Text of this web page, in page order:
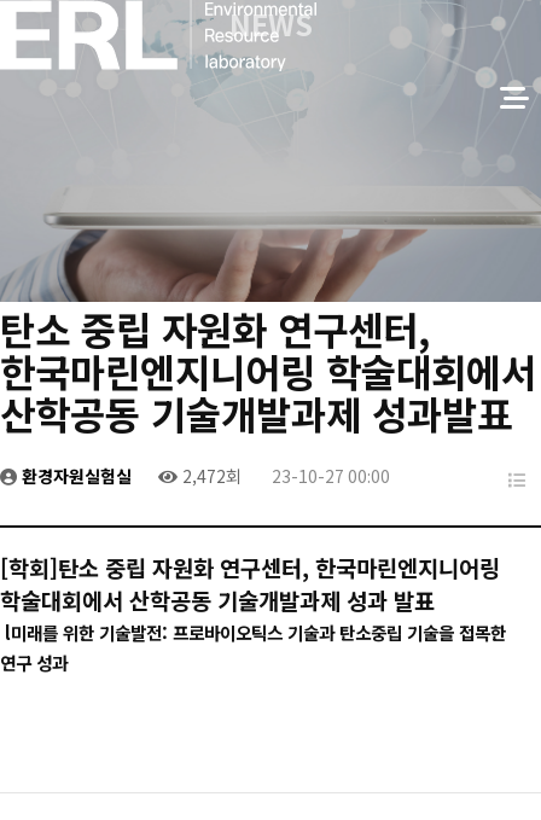
NEWS
탄소 중립 자원화 연구센터,
한국마린엔지니어링 학술대회에서
산학공동 기술개발과제 성과발표
환경자원실험실 2,472회 23-10-27 00:00
[학회]탄소 중립 자원화 연구센터, 한국마린엔지니어링
학술대회에서 산학공동 기술개발과제 성과 발표
l미래를 위한 기술발전: 프로바이오틱스 기술과 탄소중립 기술을 접목한
연구 성과